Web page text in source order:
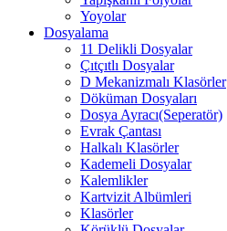
Yoyolar
Dosyalama
11 Delikli Dosyalar
Çıtçıtlı Dosyalar
D Mekanizmalı Klasörler
Döküman Dosyaları
Dosya Ayracı(Seperatör)
Evrak Çantası
Halkalı Klasörler
Kademeli Dosyalar
Kalemlikler
Kartvizit Albümleri
Klasörler